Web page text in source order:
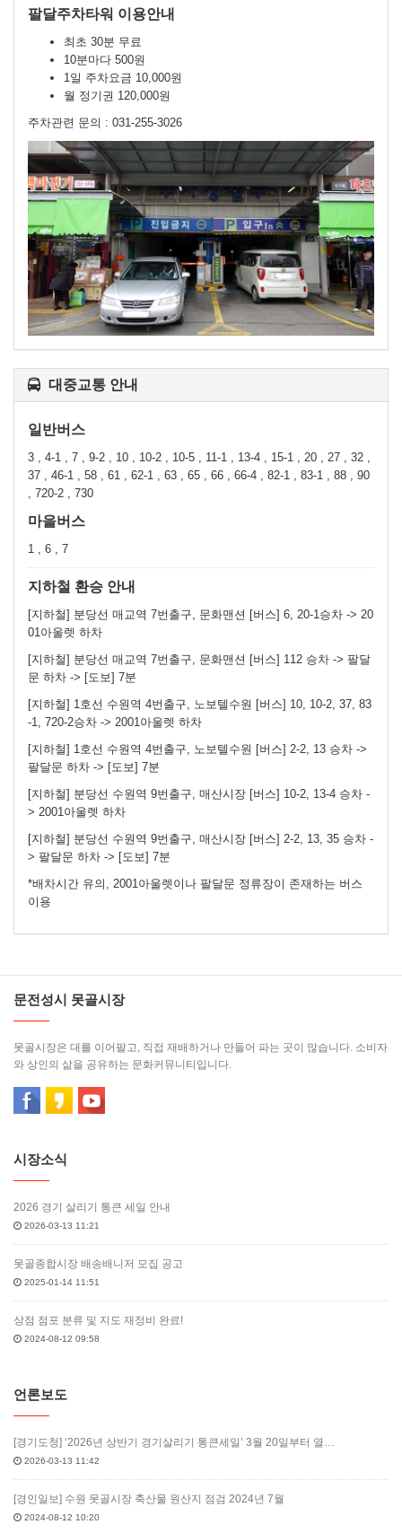
팔달주차타워 이용안내
최초 30분 무료
10분마다 500원
1일 주차요금 10,000원
월 정기권 120,000원
주차관련 문의 : 031-255-3026
대중교통 안내
일반버스
3 , 4-1 , 7 , 9-2 , 10 , 10-2 , 10-5 , 11-1 , 13-4 , 15-1 , 20 , 27 , 32 ,
37 , 46-1 , 58 , 61 , 62-1 , 63 , 65 , 66 , 66-4 , 82-1 , 83-1 , 88 , 90
, 720-2 , 730
마을버스
1 , 6 , 7
지하철 환승 안내
[지하철] 분당선 매교역 7번출구, 문화맨션 [버스] 6, 20-1승차 -> 20
01아울렛 하차
[지하철] 분당선 매교역 7번출구, 문화맨션 [버스] 112 승차 -> 팔달
문 하차 -> [도보] 7분
[지하철] 1호선 수원역 4번출구, 노보텔수원 [버스] 10, 10-2, 37, 83
-1, 720-2승차 -> 2001아울렛 하차
[지하철] 1호선 수원역 4번출구, 노보텔수원 [버스] 2-2, 13 승차 ->
팔달문 하차 -> [도보] 7분
[지하철] 분당선 수원역 9번출구, 매산시장 [버스] 10-2, 13-4 승차 -
> 2001아울렛 하차
[지하철] 분당선 수원역 9번출구, 매산시장 [버스] 2-2, 13, 35 승차 -
> 팔달문 하차 -> [도보] 7분
*배차시간 유의, 2001아울렛이나 팔달문 정류장이 존재하는 버스
이용
문전성시 못골시장
못골시장은 대를 이어팔고, 직접 재배하거나 만들어 파는 곳이 많습니다. 소비자
와 상인의 삶을 공유하는 문화커뮤니티입니다.
시장소식
2026 경기 살리기 통큰 세일 안내
2026-03-13 11:21
못골종합시장 배송배니저 모집 공고
2025-01-14 11:51
상점 점포 분류 및 지도 재정비 완료!
2024-08-12 09:58
언론보도
[경기도청] ‘2026년 상반기 경기살리기 통큰세일’ 3월 20일부터 열…
2026-03-13 11:42
[경인일보] 수원 못골시장 축산물 원산지 점검 2024년 7월
2024-08-12 10:20